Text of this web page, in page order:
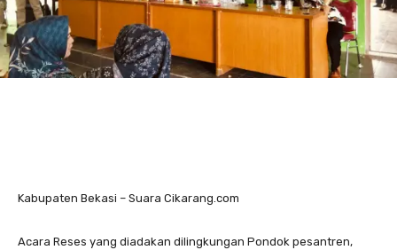
Kabupaten Bekasi – Suara Cikarang.com
Acara Reses yang diadakan dilingkungan Pondok pesantren,